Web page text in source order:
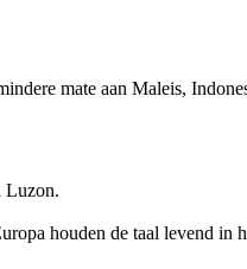
mate aan Maleis,
Luzon.
houden de taal levend in